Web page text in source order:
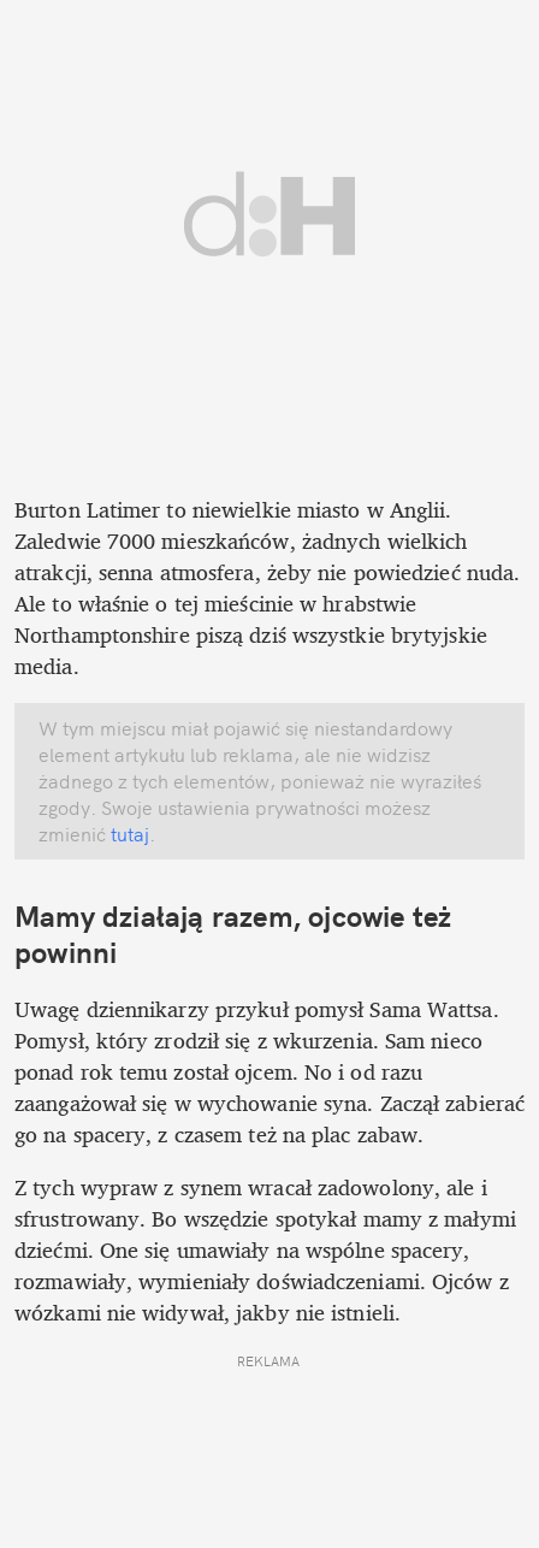
Burton Latimer to niewielkie miasto w Anglii.
Zaledwie 7000 mieszkańców, żadnych wielkich
atrakcji, senna atmosfera, żeby nie powiedzieć nuda.
Ale to właśnie o tej mieścinie w hrabstwie
Northamptonshire piszą dziś wszystkie brytyjskie
media.
W tym miejscu miał pojawić się niestandardowy
element artykułu lub reklama, ale nie widzisz
żadnego z tych elementów, ponieważ nie wyraziłeś
zgody. Swoje ustawienia prywatności możesz
zmienić tutaj
Mamy działają razem, ojcowie też
powinni
Uwagę dziennikarzy przykuł pomysł Sama Wattsa.
Pomysł, który zrodził się z wkurzenia. Sam nieco
ponad rok temu został ojcem. No i od razu
zaangażował się w wychowanie syna. Zaczął zabierać
go na spacery, z czasem też na plac zabaw.
Z tych wypraw z synem wracał zadowolony, ale i
sfrustrowany. Bo wszędzie spotykał mamy z małymi
dziećmi. One się umawiały na wspólne spacery,
rozmawiały, wymieniały doświadczeniami. Ojców z
wózkami nie widywał, jakby nie istnieli.
REKLAMA